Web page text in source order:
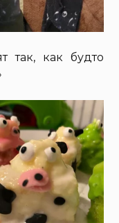
так, как будто